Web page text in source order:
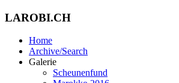
LAROBI.CH
Home
Archive/Search
Galerie
Scheunenfund